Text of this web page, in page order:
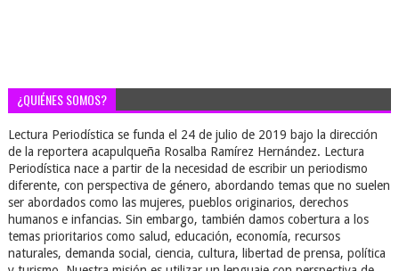
¿QUIÉNES SOMOS?
Lectura Periodística se funda el 24 de julio de 2019 bajo la dirección
de la reportera acapulqueña Rosalba Ramírez Hernández. Lectura
Periodística nace a partir de la necesidad de escribir un periodismo
diferente, con perspectiva de género, abordando temas que no suelen
ser abordados como las mujeres, pueblos originarios, derechos
humanos e infancias. Sin embargo, también damos cobertura a los
temas prioritarios como salud, educación, economía, recursos
naturales, demanda social, ciencia, cultura, libertad de prensa, política